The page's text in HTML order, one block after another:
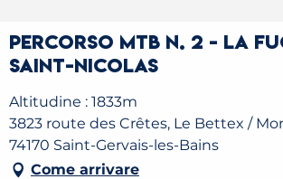
Percorso MTB n. 2 - La
Saint-Nicolas
Altitudine : 1833m
3823 route des Crêtes, Le Bettex /
74170 Saint-Gervais-les-Bains
Come arrivare